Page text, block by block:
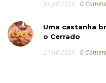
31 jul 2026 0
Uma castanha
o Cerrado
27 jul 2026 0